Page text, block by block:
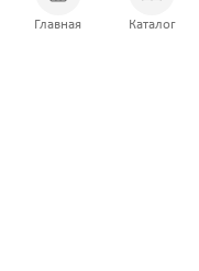
Главная Каталог